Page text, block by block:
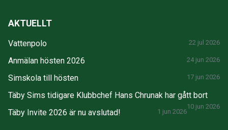
AKTUELLT
Vattenpolo 22 jul 2026
Anmälan hösten 2026 24 jun 2026
Simskola till hösten 17 jun 2026
Täby Sims tidigare Klubbchef Hans Chrunak har gått bort
10 jun 2026
Täby Invite 2026 är nu avslutad! 1 jun 2026